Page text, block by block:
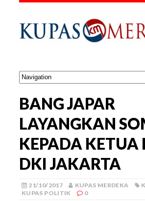
BANG JAPAR
LAYANGKAN
KEPADA KETUA
DKI JAKARTA
21/10/2017 KUPAS MERDEKA
KUPAS POLITIK
0